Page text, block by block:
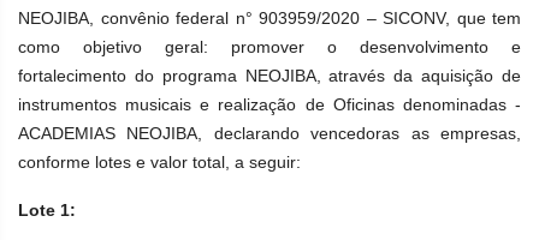
NEOJIBA, convênio federal n° 903959/2020 – SICONV, que tem
como objetivo geral: promover o desenvolvimento e
fortalecimento do programa NEOJIBA, através da aquisição de
instrumentos musicais e realização de Oficinas denominadas -
ACADEMIAS NEOJIBA, declarando vencedoras as empresas,
conforme lotes e valor total, a seguir:
Lote 1: